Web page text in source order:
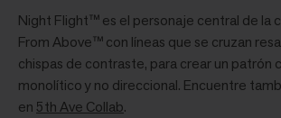
Night Flight™ es el personaje central de la
From Above™ con líneas que se cruzan
chispas de contraste, para crear un
monolítico y no direccional. Encuentre
en 5th Ave Collab.